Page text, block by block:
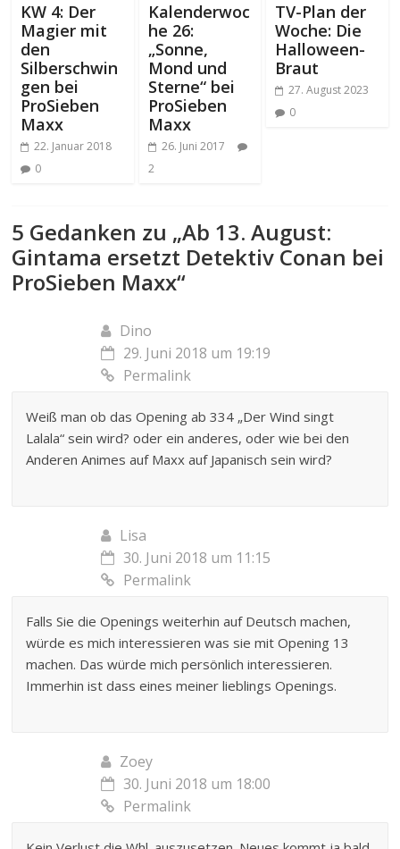
KW 4: Der
Magier mit
den
Silberschwin
gen bei
ProSieben
Maxx
22. Januar 2018
0
Kalenderwoc
he 26:
„Sonne,
Mond und
Sterne“ bei
ProSieben
Maxx
26. Juni 2017
2
TV-Plan der
Woche: Die
Halloween-
Braut
27. August 2023
0
5 Gedanken zu „Ab 13. August:
Gintama ersetzt Detektiv Conan bei
ProSieben Maxx“
Dino
29. Juni 2018 um 19:19
Permalink
Weiß man ob das Opening ab 334 „Der Wind singt
Lalala“ sein wird? oder ein anderes, oder wie bei den
Anderen Animes auf Maxx auf Japanisch sein wird?
Lisa
30. Juni 2018 um 11:15
Permalink
Falls Sie die Openings weiterhin auf Deutsch machen,
würde es mich interessieren was sie mit Opening 13
machen. Das würde mich persönlich interessieren.
Immerhin ist dass eines meiner lieblings Openings.
Zoey
30. Juni 2018 um 18:00
Permalink